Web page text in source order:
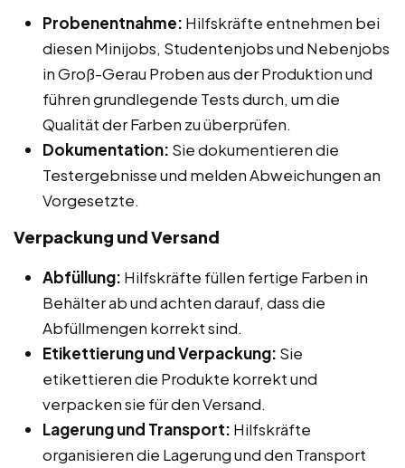
Probenentnahme: Hilfskräfte entnehmen bei
diesen Minijobs, Studentenjobs und Nebenjobs
in Groß-Gerau Proben aus der Produktion und
führen grundlegende Tests durch, um die
Qualität der Farben zu überprüfen.
Dokumentation: Sie dokumentieren die
Testergebnisse und melden Abweichungen an
Vorgesetzte.
Verpackung und Versand
Abfüllung: Hilfskräfte füllen fertige Farben in
Behälter ab und achten darauf, dass die
Abfüllmengen korrekt sind.
Etikettierung und Verpackung: Sie
etikettieren die Produkte korrekt und
verpacken sie für den Versand.
Lagerung und Transport: Hilfskräfte
organisieren die Lagerung und den Transport